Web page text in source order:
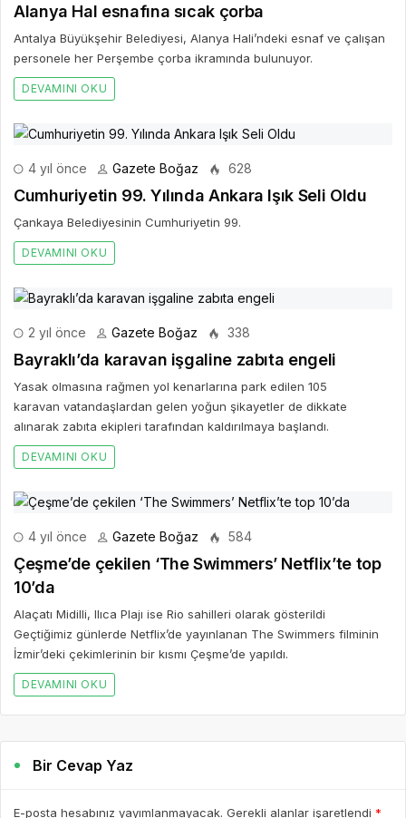
Alanya Hal esnafına sıcak çorba
Antalya Büyükşehir Belediyesi, Alanya Hali’ndeki esnaf ve çalışan
personele her Perşembe çorba ikramında bulunuyor.
DEVAMINI OKU
4 yıl önce Gazete Boğaz 628
Cumhuriyetin 99. Yılında Ankara Işık Seli Oldu
Çankaya Belediyesinin Cumhuriyetin 99.
DEVAMINI OKU
2 yıl önce Gazete Boğaz 338
Bayraklı’da karavan işgaline zabıta engeli
Yasak olmasına rağmen yol kenarlarına park edilen 105
karavan vatandaşlardan gelen yoğun şikayetler de dikkate
alınarak zabıta ekipleri tarafından kaldırılmaya başlandı.
DEVAMINI OKU
4 yıl önce Gazete Boğaz 584
Çeşme’de çekilen ‘The Swimmers’ Netflix’te top
10’da
Alaçatı Midilli, Ilıca Plajı ise Rio sahilleri olarak gösterildi
Geçtiğimiz günlerde Netflix’de yayınlanan The Swimmers filminin
İzmir’deki çekimlerinin bir kısmı Çeşme’de yapıldı.
DEVAMINI OKU
Bir Cevap Yaz
E-posta hesabınız yayımlanmayacak. Gerekli alanlar işaretlendi *